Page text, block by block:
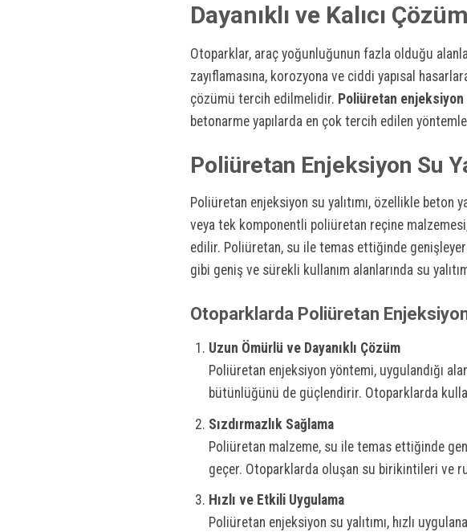
Dayanıklı ve Kalıcı
Otoparklar, araç yoğunluğunun fazla olduğu alanlar
zayıflamasına, korozyona ve ciddi yapısal
çözümü tercih edilmelidir. Poliüretan enjeksiyon
betonarme yapılarda en çok tercih edilen
Poliüretan Enjeksiyon Su
Poliüretan enjeksiyon su yalıtımı, özellikle beton
veya tek komponentli poliüretan reçine
edilir. Poliüretan, su ile temas ettiğinde
gibi geniş ve sürekli kullanım alanlarında su
Otoparklarda Poliüretan Enjeksiyon
Uzun Ömürlü ve Dayanıklı Çözüm
Poliüretan enjeksiyon yöntemi, uygulandığı
bütünlüğünü de güçlendirir. Otoparklarda
Sızdırmazlık Sağlama
Poliüretan malzeme, su ile temas ettiğinde
geçer. Otoparklarda oluşan su birikintileri ve
Hızlı ve Etkili Uygulama
Poliüretan enjeksiyon su yalıtımı, hızlı